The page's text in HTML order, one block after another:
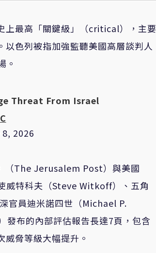
上最高「關鍵級」（critical），主要
色列被指加強監聽美國高層談判人
。
Threat From Israel
2026
（The Jerusalem Post）與美國
威特科夫（Steve Witkoff）、五角
官員迪米諾四世（Michael P.
發布的內部評估報告長達7頁，包含
脅等級大幅提升。